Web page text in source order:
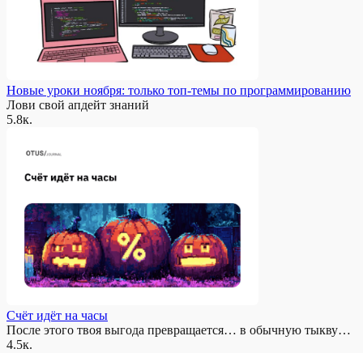
Новые уроки ноября: только топ-темы по программированию
Лови свой апдейт знаний
5.8к.
Счёт идёт на часы
После этого твоя выгода превращается… в обычную тыкву…
4.5к.